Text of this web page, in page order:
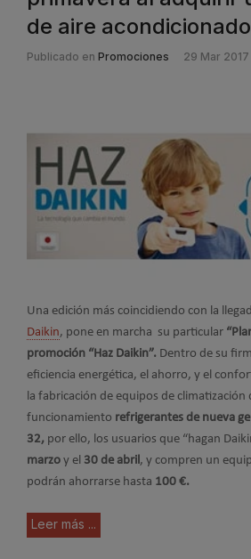
de aire
Publicado en Promociones 29 Mar 2017
Una edición más coincidiendo con la
Daikin, pone en marcha su particular
promoción “Haz Daikin”. Dentro de su
eficiencia energética, el ahorro, y el
la fabricación de equipos de climatización
funcionamiento refrigerantes de nueva
32, por ello, los usuarios que “hagan
marzo y el 30 de abril , y compren un
podrán ahorrarse hasta 100 €.
Leer más ...